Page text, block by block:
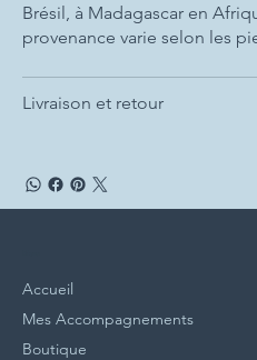
Brésil, à Madagascar en
provenance varie selon les
Livraison et retour
Accueil
Mes Accompagnements
Boutique